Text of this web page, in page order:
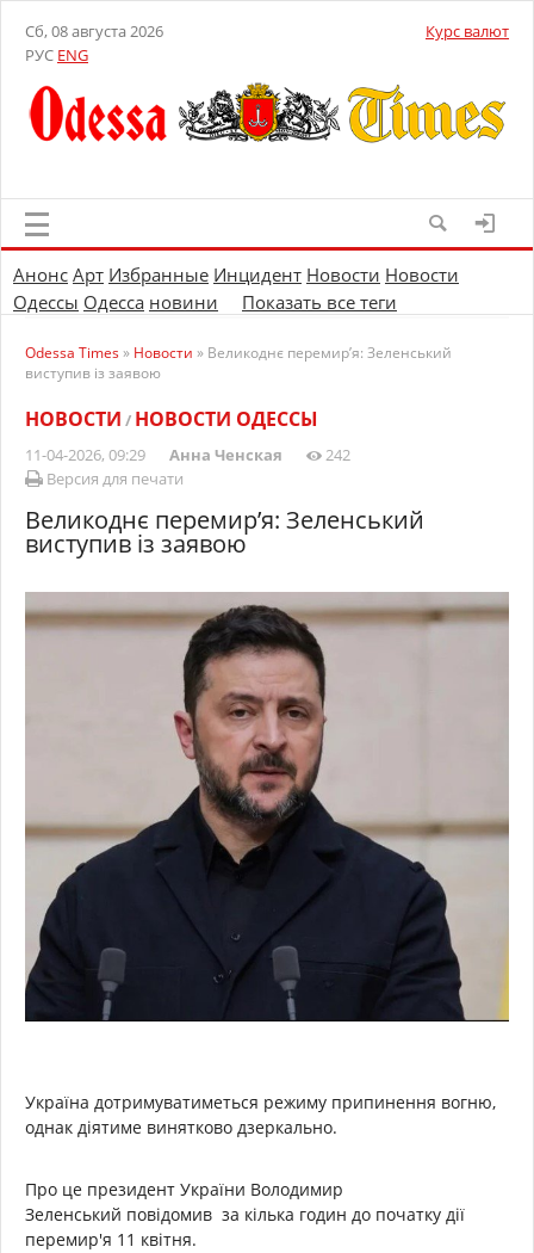
Сб, 08 августа 2026
РУС ENG
Курс валют
Анонс Арт Избранные Инцидент Новости Новости
Одессы Одесса новини Показать все теги
Odessa Times» Новости » Великоднє перемир’я: Зеленський
виступив із заявою
НОВОСТИ / НОВОСТИ ОДЕССЫ
11-04-2026, 09:29 Анна Ченская
242
Версия для печати
Великоднє перемир’я: Зеленський
виступив із заявою
Україна дотримуватиметься режиму припинення вогню,
однак діятиме винятково дзеркально.
Про це президент України Володимир
Зеленський повідомив за кілька годин до початку дії
перемир'я 11 квітня.